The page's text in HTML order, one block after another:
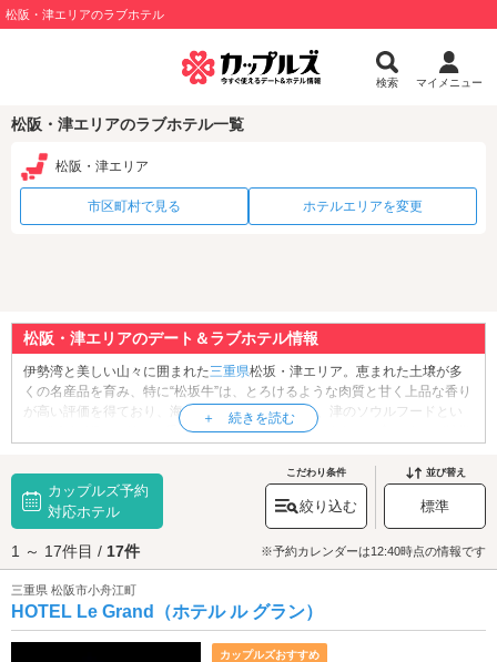
松阪・津エリアのラブホテル
検索 マイメニュー
松阪・津エリアのラブホテル一覧
松阪・津エリア
市区町村で見る ホテルエリアを変更
松阪・津エリアのデート＆ラブホテル情報
伊勢湾と美しい山々に囲まれた三重県松坂・津エリア。恵まれた土壌が多
くの名産品を育み、特に“松坂牛”は、とろけるような肉質と甘く上品な香り
が高い評価を得ており、海外でも人気です。また、津のソウルフードとい
えば“うなぎ”。カリっと香ばしく焼いて、コクのあるタレで食べるのが特徴
ね。観光・デートをするなら、国の史跡に指定されている「
松坂城跡」へ
行ってみませんか？春には桜や藤が咲き誇り、秋にはイチョウの葉が美し
く色づくこの城跡からは、かつての城下町「御城番屋敷」を一望できま
す。また、津のランドマーク「
」もおすすめ。築城の名手・藤堂高
虎が手がけた津城は、現在ではお城公園として整備され、散策スポットと
して親しまれています。春には桜が、初夏にはアジサイが咲き乱れ、あた
り一面を鮮やかな色に染めます。寺院巡りの好きなカップルには聖徳太子
ゆかりのお寺で、国の重要文化財にも登録されている「
すめです。境内には織田信長も祈願した“三面大黒天”など、貴重な寺宝が残
っています。デートを満喫したらラブホテルでひと休み。松阪・津エリア
カップルズ予約
対応ホテル
こだわり条件
絞り込む
並び替え
標準
1 ～ 17件目 / 17件 ※予約カレンダーは12:40時点の情報です
三重県 松阪市小舟江町
HOTEL Le Grand（ホテル ル グラン）
カップルズおすすめ